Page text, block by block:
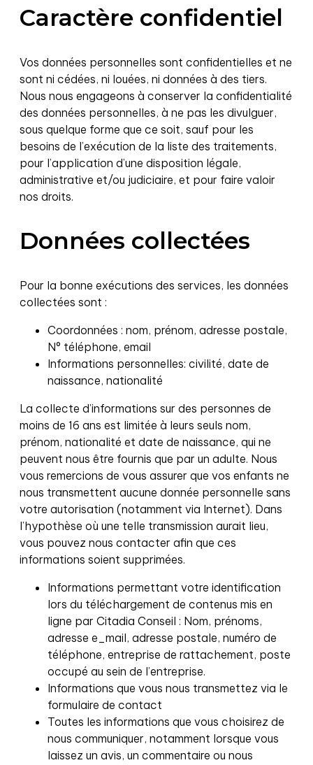
Caractère confidentiel
Vos données personnelles sont confidentielles et ne
sont ni cédées, ni louées, ni données à des tiers.
Nous nous engageons à conserver la confidentialité
des données personnelles, à ne pas les divulguer,
sous quelque forme que ce soit, sauf pour les
besoins de l’exécution de la liste des traitements,
pour l’application d’une disposition légale,
administrative et/ou judiciaire, et pour faire valoir
nos droits.
Données collectées
Pour la bonne exécutions des services, les données
collectées sont :
Coordonnées : nom, prénom, adresse postale,
N° téléphone, email
Informations personnelles: civilité, date de
naissance, nationalité
La collecte d’informations sur des personnes de
moins de 16 ans est limitée à leurs seuls nom,
prénom, nationalité et date de naissance, qui ne
peuvent nous être fournis que par un adulte. Nous
vous remercions de vous assurer que vos enfants ne
nous transmettent aucune donnée personnelle sans
votre autorisation (notamment via Internet). Dans
l’hypothèse où une telle transmission aurait lieu,
vous pouvez nous contacter afin que ces
informations soient supprimées.
Informations permettant votre identification
lors du téléchargement de contenus mis en
ligne par Citadia Conseil : Nom, prénoms,
adresse e_mail, adresse postale, numéro de
téléphone, entreprise de rattachement, poste
occupé au sein de l’entreprise.
Informations que vous nous transmettez via le
formulaire de contact
Toutes les informations que vous choisirez de
nous communiquer, notamment lorsque vous
laissez un avis, un commentaire ou nous